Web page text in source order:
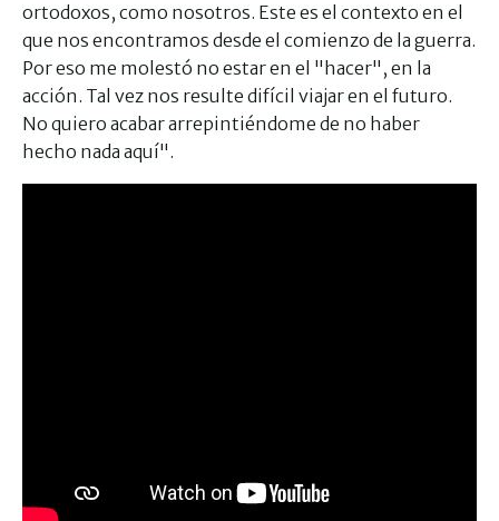
ortodoxos, como nosotros. Este es el contexto en el
que nos encontramos desde el comienzo de la guerra.
Por eso me molestó no estar en el "hacer", en la
acción. Tal vez nos resulte difícil viajar en el futuro.
No quiero acabar arrepintiéndome de no haber
hecho nada aquí".